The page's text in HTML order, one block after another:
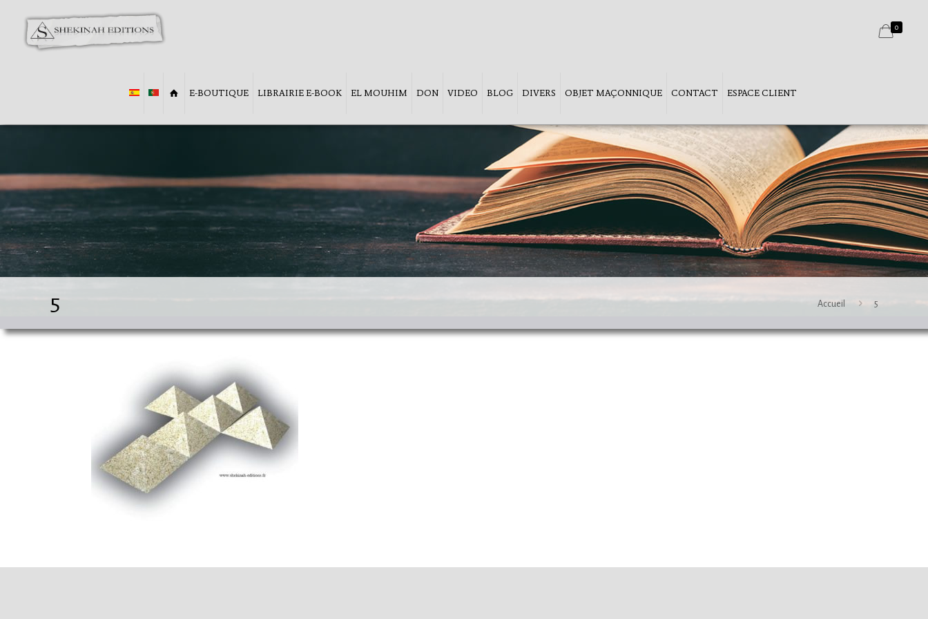
E-BOUTIQUE LIBRAIRIE E-BOOK EL MOUHIM DON VIDEO BLOG DIVERS OBJET MAÇONNIQUE CONTACT ESPACE CLIENT
0
5 Accueil 5